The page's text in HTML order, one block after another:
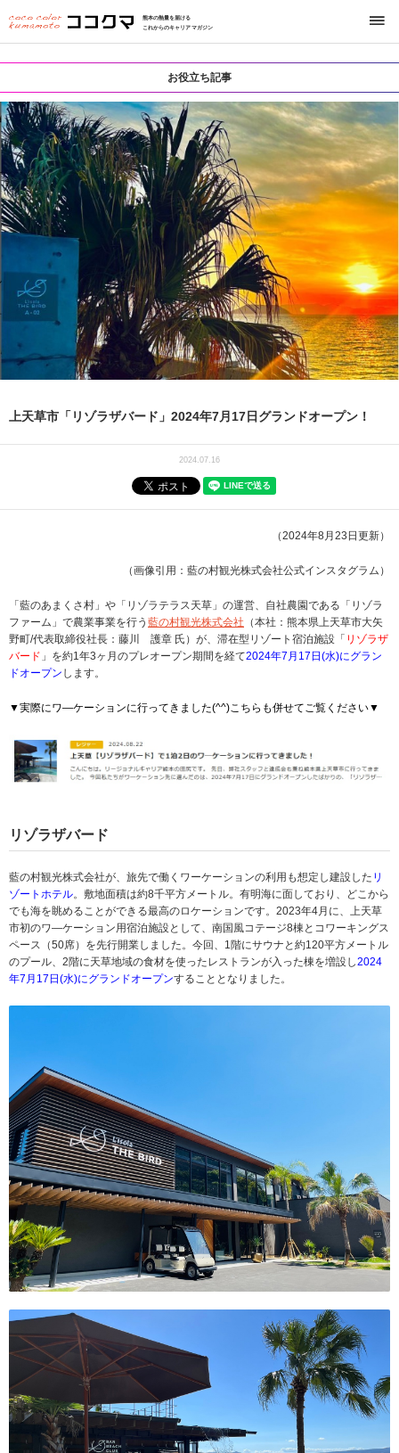
熊本の熱量を届ける
これからのキャリアマガジン
お役立ち記事
上天草市「リゾラザバード」2024年7月17日グランドオープン！
2024.07.16
（2024年8月23日更新）
（画像引用：藍の村観光株式会社公式インスタグラム）
「藍のあまくさ村」や「リゾラテラス天草」の運営、自社農園である「リゾラ
ファーム」で農業事業を行う 藍の村観光株式会社 （本社：熊本県上天草市大矢
野町/代表取締役社長：藤川 護章 氏）が、滞在型リゾート宿泊施設「 リゾラザ
バード 」を約1年3ヶ月のプレオープン期間を経て2024年7月17日(水)にグラン
ドオープン します。
▼実際にワ―ケーションに行ってきました(^^)こちらも併せてご覧ください▼
リゾラザバード
藍の村観光株式会社が、旅先で働くワーケーションの利用も想定し建設した リ
ゾートホテル。敷地面積は約8千平方メートル。有明海に面しており、どこから
でも海を眺めることができる最高のロケーションです。2023年4月に、上天草
市初のワ―ケーション用宿泊施設として、南国風コテージ8棟とコワーキングス
ペース（50席）を先行開業しました。今回、1階にサウナと約120平方メートル
のプール、2階に天草地域の食材を使ったレストランが入った棟を増設し2024
年7月17日(水)にグランドオープンすることとなりました。